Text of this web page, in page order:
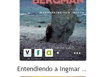
Entendiendo a Ingmar Bergman